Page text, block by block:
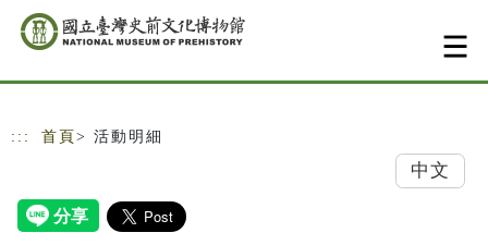
跳到主要內容
網站導覽
::: 首頁 > 活動明細
中文